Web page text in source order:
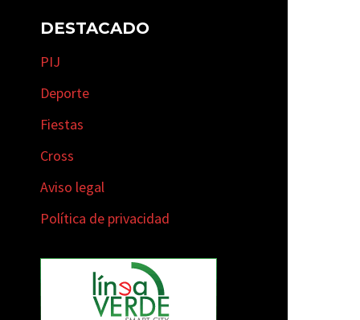
DESTACADO
PIJ
Deporte
Fiestas
Cross
Aviso legal
Política de privacidad